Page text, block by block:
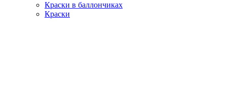
Краски в баллончиках
Краски